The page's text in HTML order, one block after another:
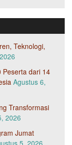
Teknologi,
Peserta dari 14
Agustus 6,
Transformasi
2026
Jumat
5, 2026